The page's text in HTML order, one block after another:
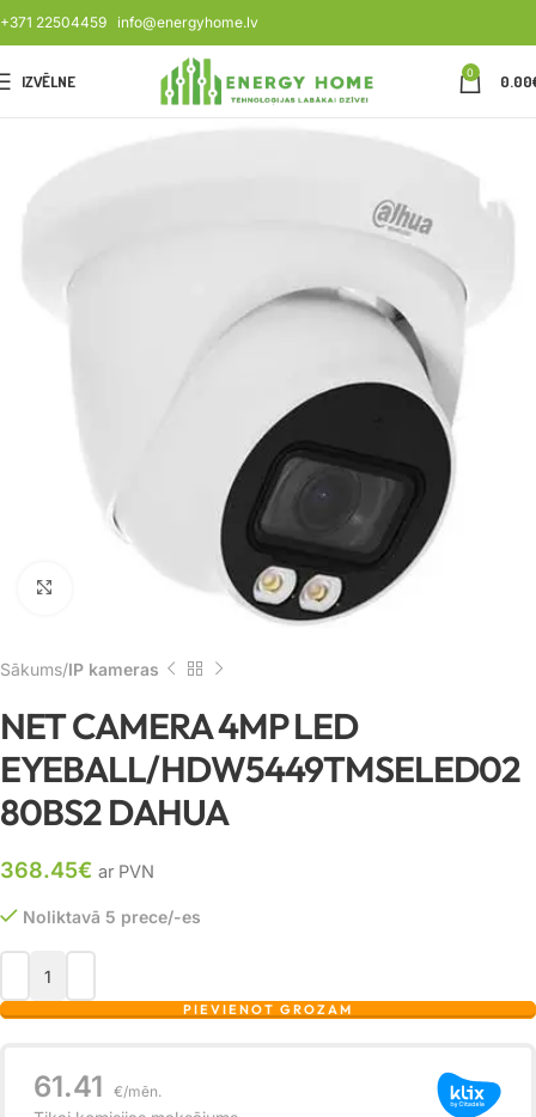
+371 22504459 info@energyhome.lv
IZVĒLNE 0 0.00
Noklikšķiniet, lai palielinātu
Sākums IP kameras
NET CAMERA 4MP LED
EYEBALL/HDW5449TMSELED02
80BS2 DAHUA
368.45€ ar PVN
Noliktavā 5 prece/-es
PIEVIENOT GROZAM